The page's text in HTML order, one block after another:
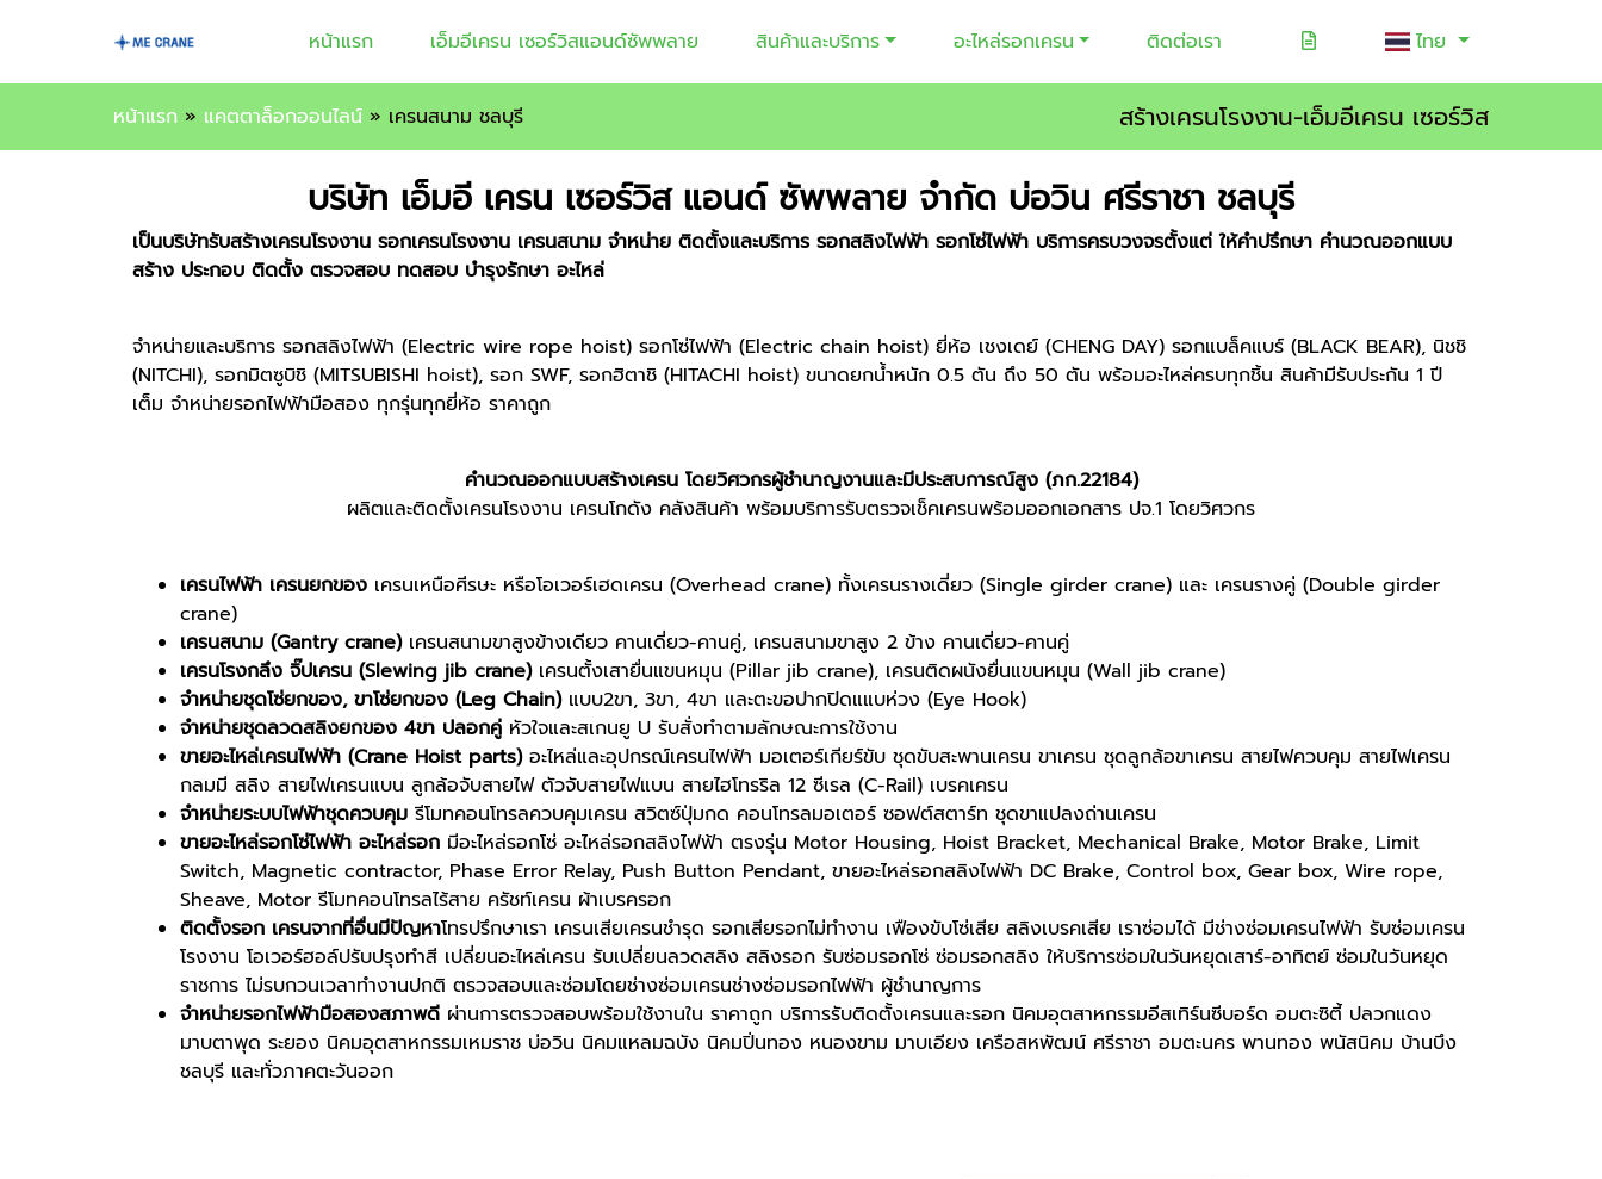
หน้าแรก เอ็มอีเครน เซอร์วิสแอนด์ซัพพลาย สินค้าและบริการ อะไหล่รอกเครน ติดต่อเรา ไทย
หน้าแรก » แคตตาล็อกออนไลน์ » เครนสนาม ชลบุรี สร้างเครนโรงงาน-เอ็มอีเครน เซอร์วิส
บริษัท เอ็มอี เครน เซอร์วิส แอนด์ ซัพพลาย จำกัด บ่อวิน ศรีราชา ชลบุรี
เป็นบริษัทรับสร้างเครนโรงงาน รอกเครนโรงงาน เครนสนาม จำหน่าย ติดตั้งและบริการ รอกสลิงไฟฟ้า รอกโซ่ไฟฟ้า บริการครบวงจรตั้งแต่ ให้คำปรึกษา คำนวณออกแบบ
สร้าง ประกอบ ติดตั้ง ตรวจสอบ ทดสอบ บำรุงรักษา อะไหล่
จำหน่ายและบริการ รอกสลิงไฟฟ้า (Electric wire rope hoist) รอกโซ่ไฟฟ้า (Electric chain hoist) ยี่ห้อ เชงเดย์ (CHENG DAY) รอกแบล็คแบร์ (BLACK BEAR), นิชชิ
(NITCHI), รอกมิตซูบิชิ (MITSUBISHI hoist), รอก SWF, รอกฮิตาชิ (HITACHI hoist) ขนาดยกน้ำหนัก 0.5 ตัน ถึง 50 ตัน พร้อมอะไหล่ครบทุกชิ้น สินค้ามีรับประกัน 1 ปี
เต็ม จำหน่ายรอกไฟฟ้ามือสอง ทุกรุ่นทุกยี่ห้อ ราคาถูก
คำนวณออกแบบสร้างเครน โดยวิศวกรผู้ชำนาญงานและมีประสบการณ์สูง (ภก.22184)
ผลิตและติดตั้งเครนโรงงาน เครนโกดัง คลังสินค้า พร้อมบริการรับตรวจเช็คเครนพร้อมออกเอกสาร ปจ.1 โดยวิศวกร
เครนไฟฟ้า เครนยกของ เครนเหนือศีรษะ หรือโอเวอร์เฮดเครน (Overhead crane) ทั้งเครนรางเดี่ยว (Single girder crane) และ เครนรางคู่ (Double girder
crane)
เครนสนาม (Gantry crane)เครนสนามขาสูงข้างเดียว คานเดี่ยว-คานคู่, เครนสนามขาสูง 2 ข้าง คานเดี่ยว-คานคู่
เครนโรงกลึง จิ๊ปเครน (Slewing jib crane)เครนตั้งเสายื่นแขนหมุน (Pillar jib crane), เครนติดผนังยื่นแขนหมุน (Wall jib crane)
จำหน่ายชุดโซ่ยกของ, ขาโซ่ยกของ (Leg Chain)แบบ2ขา, 3ขา, 4ขา และตะขอปากปิดแแบห่วง (Eye Hook)
จำหน่ายชุดลวดสลิงยกของ 4ขา ปลอกคู่ หัวใจและสเกนยู U รับสั่งทำตามลักษณะการใช้งาน
ขายอะไหล่เครนไฟฟ้า (Crane Hoist parts)อะไหล่และอุปกรณ์เครนไฟฟ้า มอเตอร์เกียร์ขับ ชุดขับสะพานเครน ขาเครน ชุดลูกล้อขาเครน สายไฟควบคุม สายไฟเครน
กลมมี สลิง สายไฟเครนแบน ลูกล้อจับสายไฟ ตัวจับสายไฟแบน สายไฮโทรริล 12 ซีเรล (C-Rail) เบรคเครน
จำหน่ายระบบไฟฟ้าชุดควบคุม รีโมทคอนโทรลควบคุมเครน สวิตซ์ปุ่มกด คอนโทรลมอเตอร์ ซอฟต์สตาร์ท ชุดขาแปลงถ่านเครน
ขายอะไหล่รอกโซ่ไฟฟ้า อะไหล่รอก มีอะไหล่รอกโซ่ อะไหล่รอกสลิงไฟฟ้า ตรงรุ่น Motor Housing, Hoist Bracket, Mechanical Brake, Motor Brake, Limit
Switch, Magnetic contractor, Phase Error Relay, Push Button Pendant, ขายอะไหล่รอกสลิงไฟฟ้า DC Brake, Control box, Gear box, Wire rope,
Sheave, Motor รีโมทคอนโทรลไร้สาย ครัชท์เครน ผ้าเบรครอก
ติดตั้งรอก เครนจากที่อื่นมีปัญหาโทรปรึกษาเรา เครนเสียเครนชำรุด รอกเสียรอกไม่ทำงาน เฟืองขับโซ่เสีย สลิงเบรคเสีย เราซ่อมได้ มีช่างซ่อมเครนไฟฟ้า รับซ่อมเครน
โรงงาน โอเวอร์ฮอล์ปรับปรุงทำสี เปลี่ยนอะไหล่เครน รับเปลี่ยนลวดสลิง สลิงรอก รับซ่อมรอกโซ่ ซ่อมรอกสลิง ให้บริการซ่อมในวันหยุดเสาร์-อาทิตย์ ซ่อมในวันหยุด
ราชการ ไม่รบกวนเวลาทำงานปกติ ตรวจสอบและซ่อมโดยช่างซ่อมเครนช่างซ่อมรอกไฟฟ้า ผู้ชำนาญการ
จำหน่ายรอกไฟฟ้ามือสองสภาพดี ผ่านการตรวจสอบพร้อมใช้งานใน ราคาถูก บริการรับติดตั้งเครนและรอก นิคมอุตสาหกรรมอีสเทิร์นซีบอร์ด อมตะซิตี้ ปลวกแดง
มาบตาพุด ระยอง นิคมอุตสาหกรรมเหมราช บ่อวิน นิคมแหลมฉบัง นิคมปิ่นทอง หนองขาม มาบเอียง เครือสหพัฒน์ ศรีราชา อมตะนคร พานทอง พนัสนิคม บ้านบึง
ชลบุรี และทั่วภาคตะวันออก